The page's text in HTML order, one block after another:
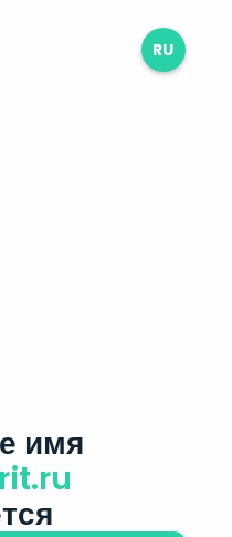
RU
имя